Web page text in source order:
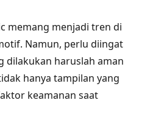
memang menjadi tren di
Namun, perlu diingat
dilakukan haruslah aman
hanya tampilan yang
keamanan saat